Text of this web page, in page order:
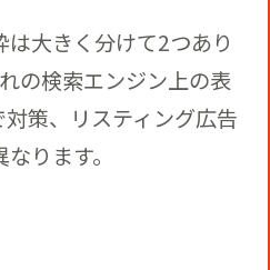
大きく分けて2つあり
の検索エンジン上の表
策、リスティング広告
ります。